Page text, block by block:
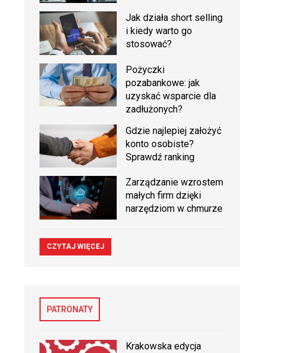
Jak działa short selling
i kiedy warto go
stosować?
Pożyczki
pozabankowe: jak
uzyskać wsparcie dla
zadłużonych?
Gdzie najlepiej założyć
konto osobiste?
Sprawdź ranking
Zarządzanie wzrostem
małych firm dzięki
narzędziom w chmurze
CZYTAJ WIĘCEJ
PATRONATY
Krakowska edycja